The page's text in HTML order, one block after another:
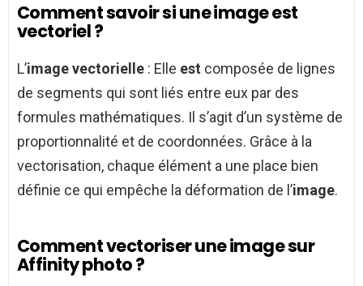
Comment savoir si une image est
vectoriel ?
L’image vectorielle : Elle est composée de lignes
de segments qui sont liés entre eux par des
formules mathématiques. Il s’agit d’un système de
proportionnalité et de coordonnées. Grâce à la
vectorisation, chaque élément a une place bien
définie ce qui empêche la déformation de l’image.
Comment vectoriser une image sur
Affinity photo ?